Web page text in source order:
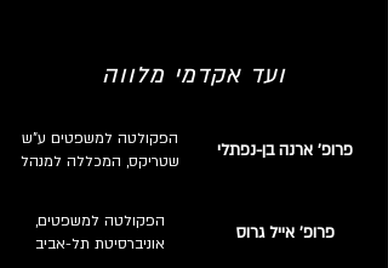
ועד אקדמי מלווה
הפקולטה למשפטים ע"ש
שטריקס, המכללה למנהל
פרופ' ארנה בן-נפתלי
הפקולטה למשפטים,
אוניברסיטת תל-אביב
פרופ' אייל גרוס